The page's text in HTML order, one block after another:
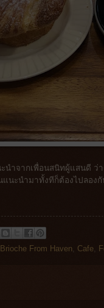
ำจากเพื่อนสนิทผู้แสนดี ว่
แนะนำมาทั้งทีก็ต้องไปลอ
Brioche From Haven Cafe